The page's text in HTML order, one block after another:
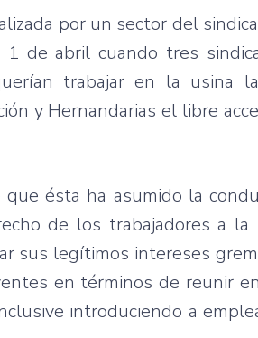
por un sector del
1 de abril cuando tres
trabajar en la usina
y Hernandarias el libre
ésta ha asumido la
de los trabajadores a
sus legítimos intereses
en términos de reunir
introduciendo a